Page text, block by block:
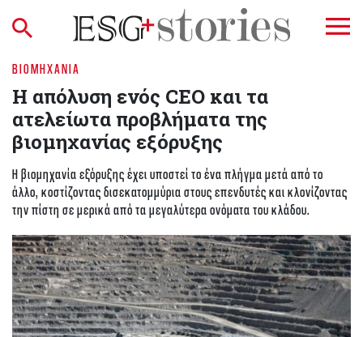
ΒΙΟΜΗΧΑΝΊΑ
Η απόλυση ενός CEO και τα
ατελείωτα προβλήματα της
βιομηχανίας εξόρυξης
Η βιομηχανία εξόρυξης έχει υποστεί το ένα πλήγμα μετά από το
άλλο, κοστίζοντας δισεκατομμύρια στους επενδυτές και κλονίζοντας
την πίστη σε μερικά από τα μεγαλύτερα ονόματα του κλάδου.